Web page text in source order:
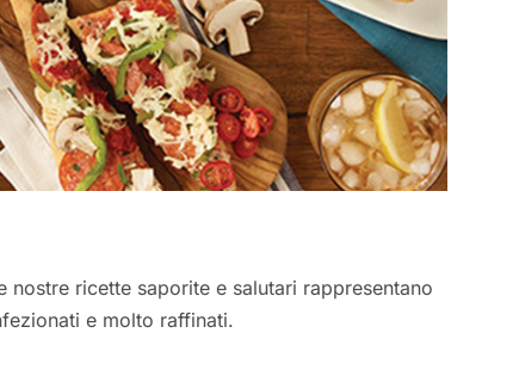
ricette saporite e salutari rappresentano
e molto raffinati.